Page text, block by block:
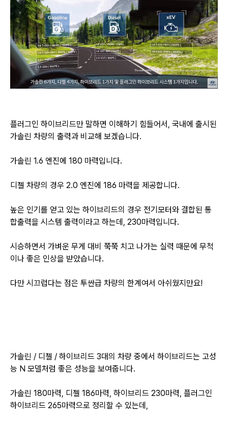
플러그인 하이브리드만 말하면 이해하기 힘들어서, 국내에 출시된
가솔린 차량의 출력과 비교해 보겠습니다.
가솔린 1.6 엔진에 180 마력입니다.
디젤 차량의 경우 2.0 엔진에 186 마력을 제공합니다.
높은 인기를 얻고 있는 하이브리드의 경우 전기모터와 결합된 통
합출력을 시스템 출력이라고 하는데 , 230마력입니다.
시승하면서 가벼운 무게 대비 쭉쭉 치고 나가는 실력 때문에 무척
이나 좋은 인상을 받았습니다.
다만 시끄럽다는 점은 투싼급 차량의 한계여서 아쉬웠지만요!
가솔린 / 디젤 / 하이브리드 3대의 차량 중에서 하이브리드는 고성
능 N 모델처럼 좋은 성능을 보여줍니다.
가솔린 180마력, 디젤 186마력, 하이브리드 230마력, 플러그인
하이브리드 265마력으로 정리할 수 있는데,